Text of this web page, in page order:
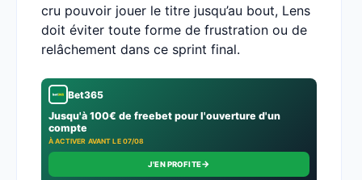
cru pouvoir jouer le titre jusqu’au bout, Lens
doit éviter toute forme de frustration ou de
relâchement dans ce sprint final.
Bet365
Jusqu'à 100€ de freebet pour l'ouverture d'un
compte
À ACTIVER AVANT LE 07/08
J'EN PROFITE→